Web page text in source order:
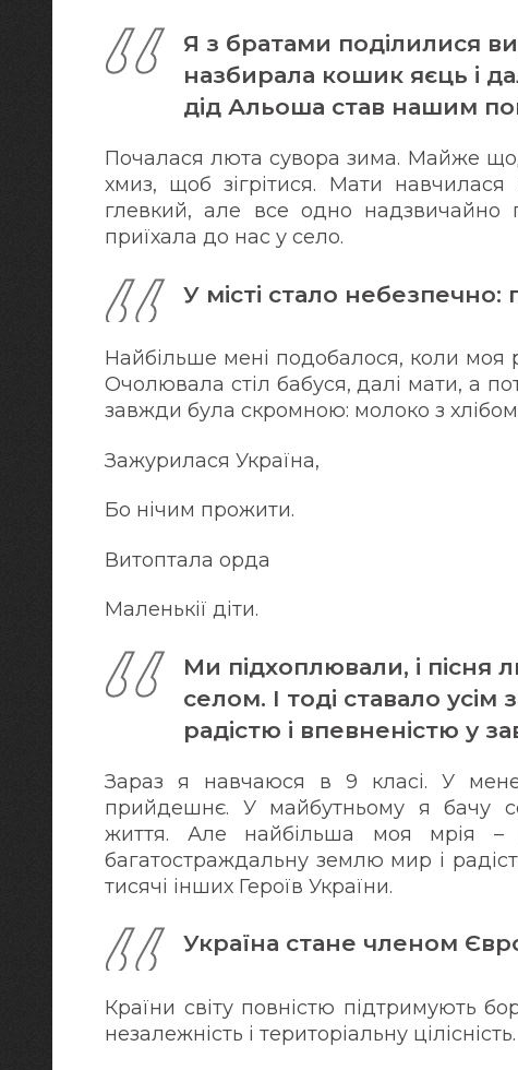
Я з братами поділилися
назбирала кошик яєць і
дід Альоша став нашим
Почалася люта сувора зима. Майже
хмиз, щоб зігрітися. Мати
глевкий, але все одно надзвичайно
приїхала до нас у село.
У місті стало небезпечно:
Найбільше мені подобалося, коли моя
Очолювала стіл бабуся, далі мати, а
завжди була скромною: молоко з
Зажурилася Україна,
Бо нічим прожити.
Витоптала орда
Маленькії діти.
Ми підхоплювали, і пісня
селом. І тоді ставало
радістю і впевненістю у
Зараз я навчаюся в 9 класі. У
прийдешнє. У майбутньому я бачу
життя. Але найбільша моя мрія
багатостраждальну землю мир і
тисячі інших Героїв України.
Україна стане членом
Країни світу повністю підтримують
незалежність і територіальну цілісність.